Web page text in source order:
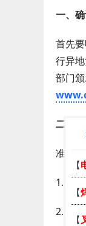
一、
首先
行异
部门
二、准
准备
1. 身
2. 电
【
【
【